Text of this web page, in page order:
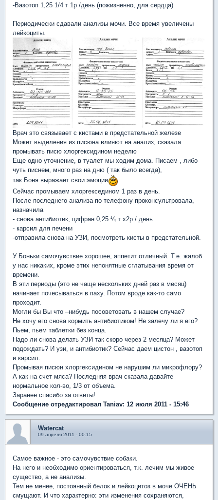
-Вазотоп 1,25 1/4 т 1р /день (пожизненно, для сердца)
Периодически сдавали анализы мочи. Все время увеличены
лейкоциты.
Врач это связывает с кистами в предстательной железе
Может выделения из писюна влияют на анализ, сказала
промывать писю хлоргексидином неделю
Еще одно уточнение, в туалет мы ходим дома. Писаем , либо
чуть писнем, много раз на дню ( так было всегда),
так Боня выражает свои эмоции
Сейчас промываем хлоргекседином 1 раз в день.
После последнего анализа по телефону проконсультровала,
назначила
- снова антибиотик, цифран 0,25 ¼ т х2р / день
- карсил для печени
-отправила снова на УЗИ, посмотреть кисты в предстательной.
У Боньки самочувствие хорошее, аппетит отличный. Т.е. жалоб
у нас никаких, кроме этих непонятные сглатывания время от
времени.
В эти периоды (это не чаще нескольких дней раз в месяц)
начинает почесываться в паху. Потом вроде как-то само
проходит.
Могли бы Вы что –нибудь посоветовать в нашем случае?
Не хочу его снова кормить антибиотиком! Не залечу ли я его?
Пьем, пьем таблетки без конца.
Надо ли снова делать УЗИ так скоро через 2 месяца? Может
подождать? И узи, и антибиотик? Сейчас даем цистон , вазотоп
и карсил.
Промывая писюн хлоргексидином не нарушим ли микрофлору?
А как на счет мяса? Последняя врач сказала давайте
нормальное кол-во, 1/3 от объема.
Заранее спасибо за ответы!
Сообщение отредактировал Taniav: 12 июля 2011 - 15:46
Watercat
09 апреля 2011 - 00:15
Самое важное - это самочувствие собаки.
На него и необходимо ориентироваться, т.к. лечим мы живое
существо, а не анализы.
Тем не менее, постоянный белок и лейкоцитоз в моче ОЧЕНЬ
смущают. И что характерно: эти изменения сохраняются,